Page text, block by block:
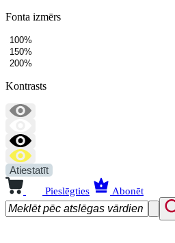
Fonta izmērs
100%
150%
200%
Kontrasts
Atiestatīt
Pieslēgties Abonēt